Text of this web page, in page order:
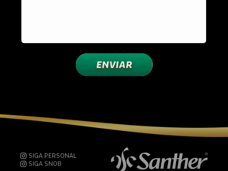
ENVIAR
SIGA PERSONAL
SIGA SNOB